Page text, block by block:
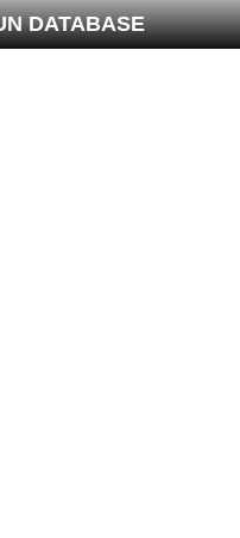
DATABASE